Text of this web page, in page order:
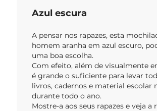
Azul escura
A pensar nos rapazes, esta
homem aranha em azul escuro,
uma boa escolha.
Com efeito, além de visualmente
é grande o suficiente para levar
livros, cadernos e material escolar
durante todo o ano.
Mostre-a aos seus rapazes e veja a